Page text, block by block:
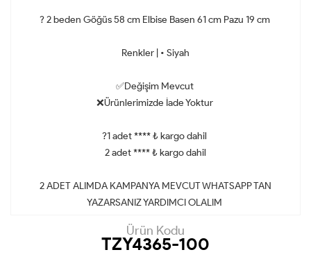
? 2 beden Göğüs 58 cm Elbise Basen 61 cm Pazu 19 cm
Renkler | • Siyah
✅Değişim Mevcut
❌Ürünlerimizde İade Yoktur
?1 adet **** ₺ kargo dahil
2 adet **** ₺ kargo dahil
2 ADET ALIMDA KAMPANYA MEVCUT WHATSAPP TAN
YAZARSANIZ YARDIMCI OLALIM
Ürün Kodu
TZY4365-100